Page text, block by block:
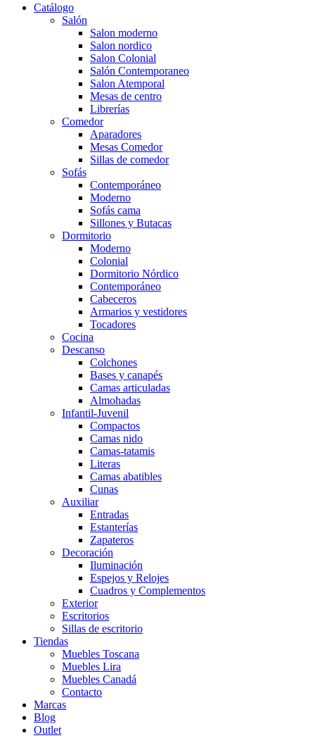
Catálogo
Salón
Salon moderno
Salon nordico
Salon Colonial
Salón Contemporaneo
Salon Atemporal
Mesas de centro
Librerías
Comedor
Aparadores
Mesas Comedor
Sillas de comedor
Sofás
Contemporáneo
Moderno
Sofás cama
Sillones y Butacas
Dormitorio
Moderno
Colonial
Dormitorio Nórdico
Contemporáneo
Cabeceros
Armarios y vestidores
Tocadores
Cocina
Descanso
Colchones
Bases y canapés
Camas articuladas
Almohadas
Infantil-Juvenil
Compactos
Camas nido
Camas-tatamis
Literas
Camas abatibles
Cunas
Auxiliar
Entradas
Estanterías
Zapateros
Decoración
Iluminación
Espejos y Relojes
Cuadros y Complementos
Exterior
Escritorios
Sillas de escritorio
Tiendas
Muebles Toscana
Muebles Lira
Muebles Canadá
Contacto
Marcas
Blog
Outlet